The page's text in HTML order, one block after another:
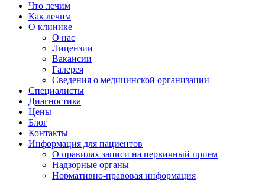
Что лечим
Как лечим
О клинике
О нас
Лицензии
Вакансии
Галерея
Сведения о медицинской организации
Специалисты
Диагностика
Цены
Блог
Контакты
Информация для пациентов
О правилах записи на первичный прием
Надзорные органы
Нормативно-правовая информация